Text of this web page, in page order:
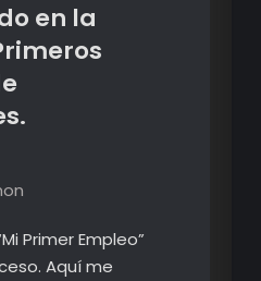
en la
Primer Empleo”
Aquí me